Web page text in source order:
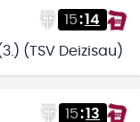
15:14
(TSV Deizisau)
15:13